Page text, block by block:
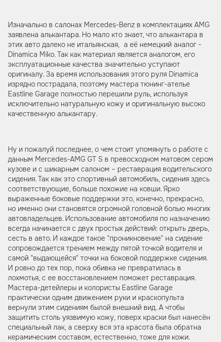
Изначально в салонах Mercedes-Benz в комплектациях AMG
заявлена алькантара. Но мало кто знает, что алькантара в
этих авто далеко не итальянская, а её немецкий аналог -
Dinamica Miko. Так как материал является аналогом, его
эксплуатационные качества значительно уступают
оригиналу. За время использования этого руля Dinamica
изрядно пострадала, поэтому мастера тюнинг-ателье
Eastline Garage полностью перешили руль, используя
исключительно натуральную кожу и оригинальную высоко
качественную алькантару.
Ну и пожалуй последнее, о чем стоит упомянуть о работе с
данным Mercedes-AMG GT S в превосходном матовом сером
кузове и с шикарным салоном – реставрация водительского
сидения. Так как это спортивный автомобиль, сидения здесь
соответствующие, больше похожие на ковши. Ярко
выраженные боковые поддержки это, конечно, прекрасно,
но именно они становятся огромной головной болью многих
автовладельцев. Использование автомобиля по назначению
всегда начинается с двух простых действий: открыть дверь,
сесть в авто. И каждое такое "проникновение" на сидение
сопровождается трением между пятой точкой водителя и
самой "выдающейся" точки на боковой поддержке сидения.
И ровно до тех пор, пока обивка не превратилась в
лохмотья, с ее восстановлением поможет реставрация.
Мастера-детейлеры и колористы Eastline Garage
практически одним движением руки и краскопульта
вернули этим сидениям былой внешний вид. А чтобы
защитить столь уязвимую кожу, поверх краски был нанесён
специальный лак, а сверху вся эта красота была обратна
керамическим составом, естественно, тоже для кожи.